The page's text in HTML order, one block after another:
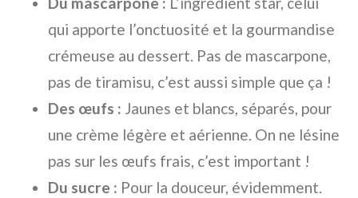
qui apporte l’onctuosité et la gourmandise
crémeuse au dessert. Pas de mascarpone,
pas de tiramisu, c’est aussi simple que ça !
Des œufs : Jaunes et blancs, séparés, pour
une crème légère et aérienne. On ne lésine
pas sur les œufs frais, c’est important !
Du sucre : Pour la douceur, évidemment.